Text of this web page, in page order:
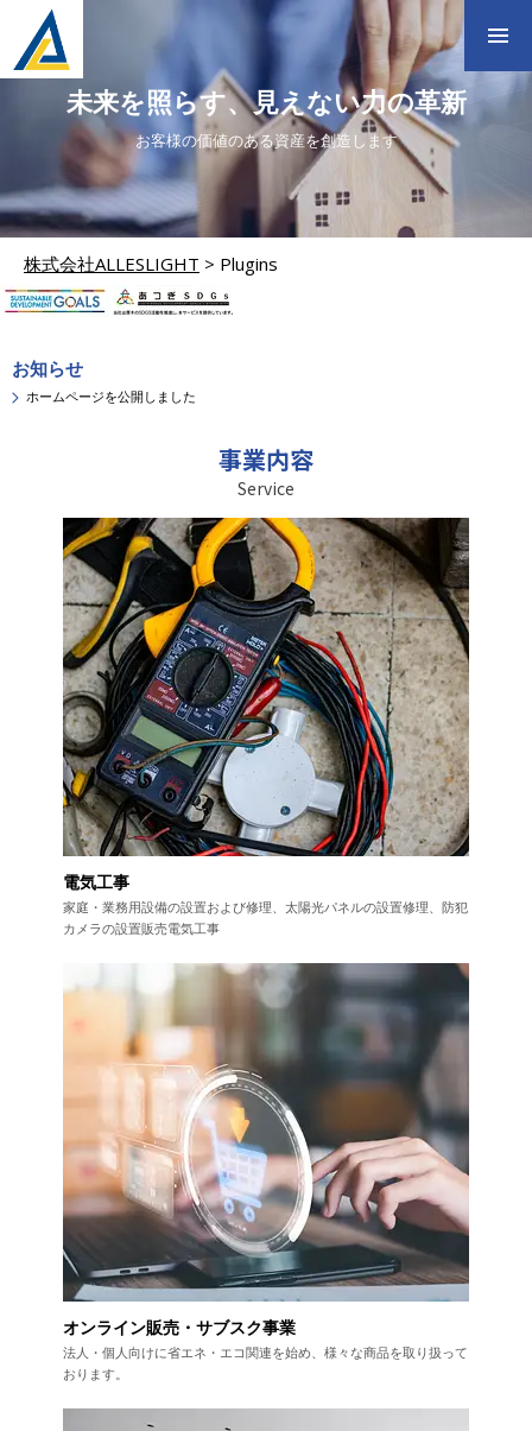
未来を照らす、見えない力の革新
お客様の価値のある資産を創造します
株式会社ALLESLIGHT > Plugins
お知らせ
ホームページを公開しました
事業内容
Service
電気工事
家庭・業務用設備の設置および修理、 太陽光パネルの設置修理、防犯
カメラの設置販売電気工事
オンライン販売・サブスク事業
法人・個人向けに省エネ・エコ関連を始め、 様々な商品を取り扱って
おります。